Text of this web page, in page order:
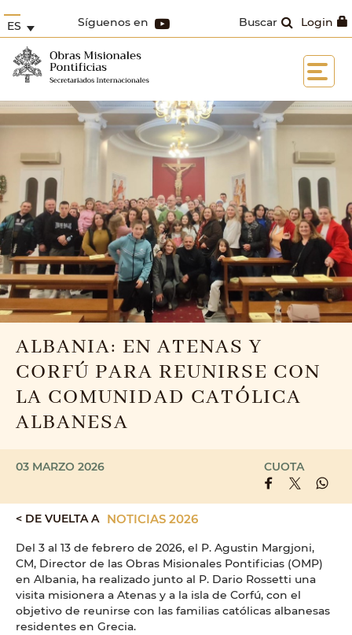
Login
Buscar
Síguenos en
ES
ALBANIA: EN ATENAS Y
CORFÚ PARA REUNIRSE CON
LA COMUNIDAD CATÓLICA
ALBANESA
03 MARZO 2026 CUOTA
< DE VUELTA A NOTICIAS 2026
Del 3 al 13 de febrero de 2026, el P. Agustin Margjoni,
CM, Director de las Obras Misionales Pontificias (OMP)
en Albania, ha realizado junto al P. Dario Rossetti una
visita misionera a Atenas y a la isla de Corfú, con el
objetivo de reunirse con las familias católicas albanesas
residentes en Grecia.